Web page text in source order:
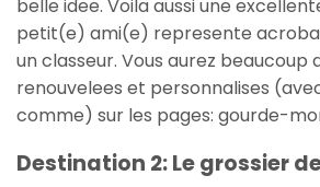
belle idee. Voila aussi une
petit(e) ami(e) represente
un classeur. Vous aurez beaucoup
renouvelees et personnalises
comme) sur les pages: gourde-
Destination 2: Le grossier